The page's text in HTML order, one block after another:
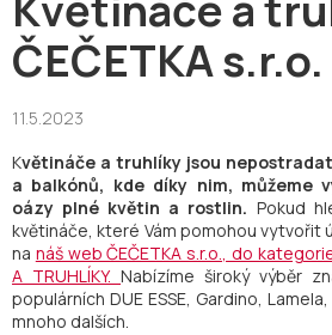
ČEČETKA s.r.o.
11.5.2023
Květináče a truhlíky jsou
a balkónů, kde díky nim, můžeme
oázy plné květin a rostlin. Pokud
květináče, které Vám pomohou
na náš web ČEČETKA s.r.o., do
A TRUHLÍKY. Nabízíme široký výběr
populárních DUE ESSE, Gardino,
mnoho dalších.